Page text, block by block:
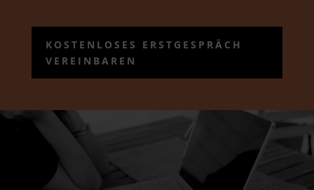
KOSTENLOSES ERSTGESPRÄCH
VEREINBAREN